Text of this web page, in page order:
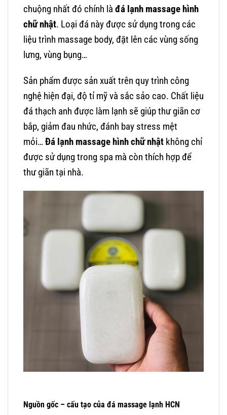
chuộng nhất đó chính là đá lạnh massage hình
chữ nhật. Loại đá này được sử dụng trong các
liệu trình massage body, đặt lên các vùng sống
lưng, vùng bụng…
Sản phẩm được sản xuất trên quy trình công
nghệ hiện đại, độ tỉ mỹ và sắc sảo cao. Chất liệu
đá thạch anh được làm lạnh sẽ giúp thư giãn cơ
bắp, giảm đau nhức, đánh bay stress mệt
mỏi…Đá lạnh massage hình chữ nhật không chỉ
được sử dụng trong spa mà còn thích hợp để
thư giãn tại nhà.
Nguồn gốc – cấu tạo của đá massage lạnh HCN